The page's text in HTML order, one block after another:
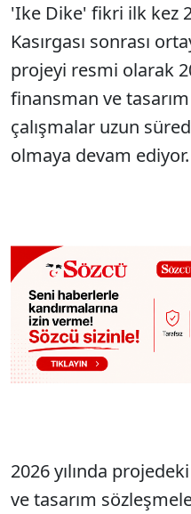
'Ike Dike' fikri ilk kez
Kasırgası sonrası
projeyi resmi olarak
finansman ve
çalışmalar uzun
olmaya devam ediyor.
2026 yılında
ve tasarım